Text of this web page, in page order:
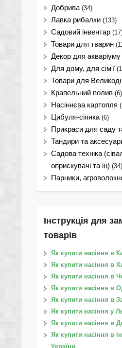
Добрива (34)
Лавка рибалки (133)
Садовий інвентар
Товари для тварин
Декор для акваріуму
Для дому, для сім'ї
Товари для
Крапельний полив (6)
Насіннєва картопля
Цибуля-сіянка (6)
Прикраси для саду
Тандири та
Садова техніка
оприскувачі та ін) (34)
Парники,
Інструкція для
товарів
Як купити насіння в
Як купити насіння в
Як купити насіння в
Як купити насіння в
Як купити насіння в
Як купити насіння у
Як купити насіння в
Як купити насіння в
України